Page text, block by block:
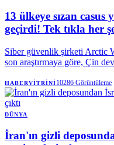
13 ülkeye sızan casus
geçirdi! Tek tıkla her
Siber güvenlik şirketi Arctic
son araştırmaya göre, Çin
kapsamlı bir gözetim
HABERVITRINI10286 Görüntüleme
DÜNYA
İran'ın gizli